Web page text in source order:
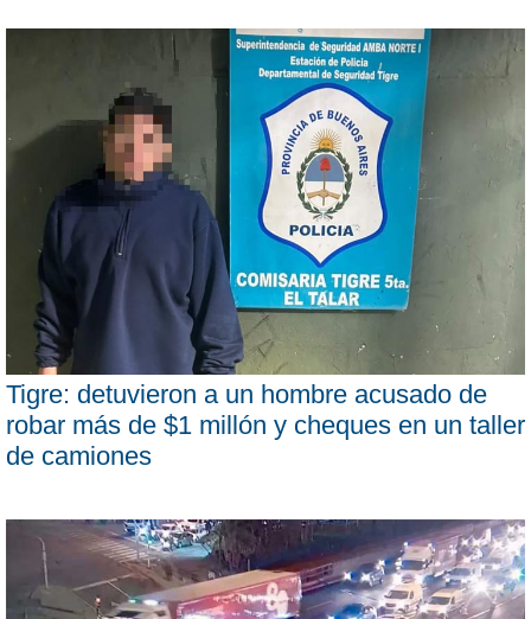
Tigre: detuvieron a un hombre acusado de
robar más de $1 millón y cheques en un taller
de camiones